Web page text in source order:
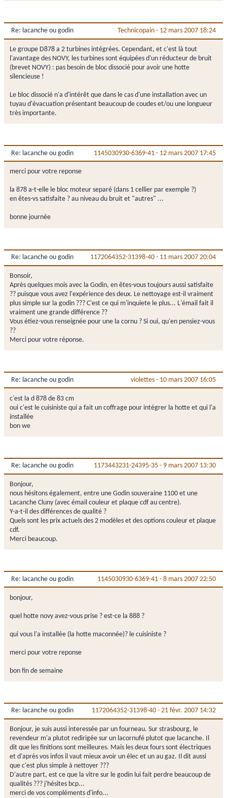
Re: lacanche ou godin Technicopain - 12 mars 2007 18:24
Le groupe D878 a 2 turbines intégrées. Cependant, et c'est là tout
l'avantage des NOVY, les turbines sont équipées d'un réducteur de bruit
(brevet NOVY) : pas besoin de bloc dissocié pour avoir une hotte
silencieuse !
Le bloc dissocié n'a d'intérêt que dans le cas d'une installation avec un
tuyau d'évacuation présentant beaucoup de coudes et/ou une longueur
très importante.
Re: lacanche ou godin 1145030930-6369-41 - 12 mars 2007 17:45
merci pour votre reponse
la 878 a-t-elle le bloc moteur separé (dans 1 cellier par exemple ?)
en êtes-vs satisfaite ? au niveau du bruit et "autres" ...
bonne journée
Re: lacanche ou godin 1172064352-31398-40 - 11 mars 2007 20:04
Bonsoir,
Après quelques mois avec la Godin, en êtes-vous toujours aussi satisfaite
?? puisque vous avez l'expérience des deux. Le nettoyage est-il vraiment
plus simple sur la godin ??? C'est ce qui m'inquiete le plus... L'émail fait il
vraiment une grande différence ??
Vous étiez-vous renseignée pour une la cornu ? Si oui, qu'en pensiez-vous
??
Merci pour votre réponse.
Re: lacanche ou godin violettes - 10 mars 2007 16:05
c'est la d 878 de 83 cm
oui c'est le cuisiniste qui a fait un coffrage pour intégrer la hotte et qui l'a
installée
bon we
Re: lacanche ou godin 1173443231-24395-35 - 9 mars 2007 13:30
Bonjour,
nous hésitons également, entre une Godin souveraine 1100 et une
Lacanche Cluny (avec émail couleur et plaque cdf au centre).
Y-a-t-il des différences de qualité ?
Quels sont les prix actuels des 2 modèles et des options couleur et plaque
cdf.
Merci beaucoup.
Re: lacanche ou godin 1145030930-6369-41 - 8 mars 2007 22:50
bonjour,
quel hotte novy avez-vous prise ? est-ce la 888 ?
qui vous l'a installée (la hotte maconnée)? le cuisiniste ?
merci pour votre reponse
bon fin de semaine
Re: lacanche ou godin 1172064352-31398-40 - 21 févr. 2007 14:32
Bonjour, je suis aussi interessée par un fourneau. Sur strasbourg, le
revendeur m'a plutot redirigée sur un lacornufé plutot que lacanche. Il
dit que les finitions sont meilleures. Mais les deux fours sont électriques
et d'après vos infos il vaut mieux avoir un élec et un au gaz. Il dit aussi
que c'est plus simple à nettoyer ???
D'autre part, est ce que la vitre sur le godin lui fait perdre beaucoup de
qualités ??? j'hésites bcp...
merci de vos compléments d'info...